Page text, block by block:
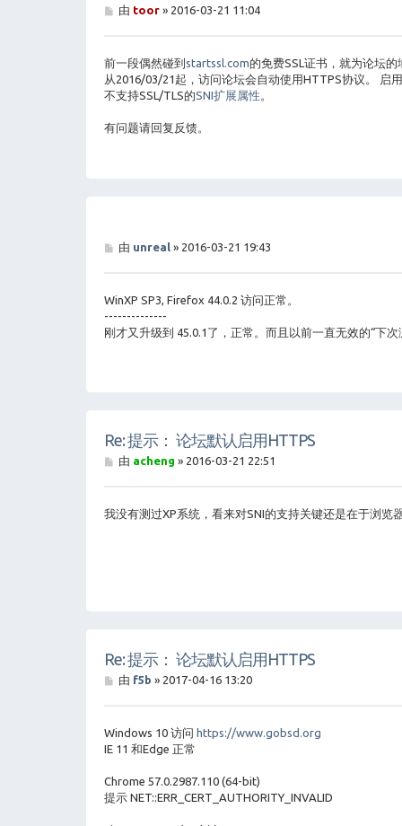
帖
由 toor» 2016-03-21 11:04
前一段偶然碰到 startssl.com的免费SSL证书，就为论坛
从2016/03/21起，访问论坛会自动使用HTTPS协议。 启
不支持SSL/TLS的SNI扩展属性 。
有问题请回复反馈。
帖
由 unreal» 2016-03-21 19:43
WinXP SP3, Firefox 44.0.2 访问正常。
--------------
刚才又升级到 45.0.1了，正常。而且以前一直无效的“下
Re: 提示： 论坛默认启用HTTPS
帖
由 acheng » 2016-03-21 22:51
我没有测过XP系统，看来对SNI的支持关键还是在于浏览
Re: 提示： 论坛默认启用HTTPS
帖
由 f5b » 2017-04-16 13:20
Windows 10 访问 https://www.gobsd.org
IE 11 和Edge 正常
Chrome 57.0.2987.110 (64-bit)
提示 NET::ERR_CERT_AUTHORITY_INVALID